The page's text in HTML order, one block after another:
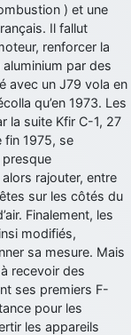
qui mettent le site
resté dans le filtre…
trop violent
) et une
Il fallut
renforcer la
par des
avec un J79 vola en
qu’en 1973. Les
la suite Kfir C-1, 27
fin 1975, se
presque
rajouter, entre
sur les côtés du
Finalement, les
modifiés,
sa mesure. Mais
recevoir des
ses premiers F-
pour les
les appareils